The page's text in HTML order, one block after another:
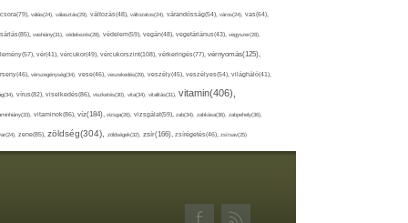
válás(24), választás(29), változás(48), változatos(24), várandósság(54), város(24), vas(64),
vashiány(31), védekezés(28), védelem(59), vegán(48), vegetáriánus(43), vegyszer(28),
vér(41), vércukor(49), vércukorszint(108), vérkeringés(77), vérnyomás(125),
vérszegénység(34), vese(46), veszekedés(29), veszély(45), veszélyes(54), világháló(41),
vírus(82), viselkedés(86), viszketés(30), vita(34), vitalitás(31), vitamin(406),
vitaminok(86), víz(184), vizsga(26), vizsgálat(59), zab(34), zabkása(36), zabpehely(36),
zene(85), zöldség(304), zöldségek(32), zsír(166), zsírégetés(46), zsírsav(25)